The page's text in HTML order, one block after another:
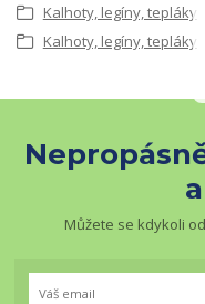
Kalhoty, legíny, tepláky
Kalhoty, legíny, tepláky
Můžete se kdykoli